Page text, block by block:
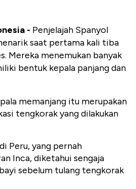
- Penjelajah Spanyol
saat pertama kali tiba
Mereka menemukan banyak
bentuk kepala panjang dan
memanjang itu merupakan
tengkorak yang dilakukan
Peru, yang pernah
Inca, diketahui sengaja
sebelum tulang tengkorak